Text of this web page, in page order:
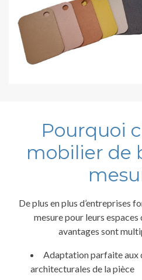
Pourquoi
mobilier de
De plus en plus d’entreprises
mesure pour leurs
avantages sont
Adaptation parfaite aux
architecturales de la pièce